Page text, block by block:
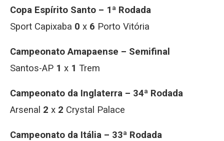
Copa Espírito Santo – 1ª Rodada
Sport Capixaba 0 x 6 Porto Vitória
Campeonato Amapaense – Semifinal
Santos-AP 1 x 1 Trem
Campeonato da Inglaterra – 34ª Rodada
Arsenal 2 x 2 Crystal Palace
Campeonato da Itália – 33ª Rodada